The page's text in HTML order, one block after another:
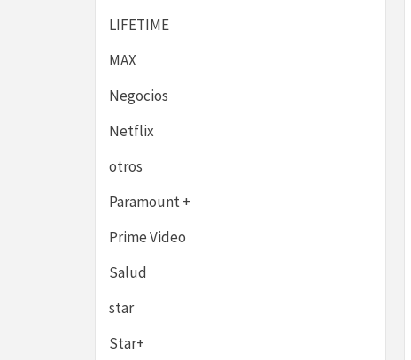
LIFETIME
MAX
Negocios
Netflix
otros
Paramount +
Prime Video
Salud
star
Star+